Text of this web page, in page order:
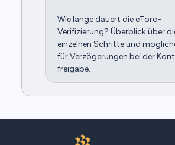
Wie lange dauert die eToro-
Verifizierung? Überblick über
einzelnen Schritte und
für Verzögerungen bei der
freigabe.